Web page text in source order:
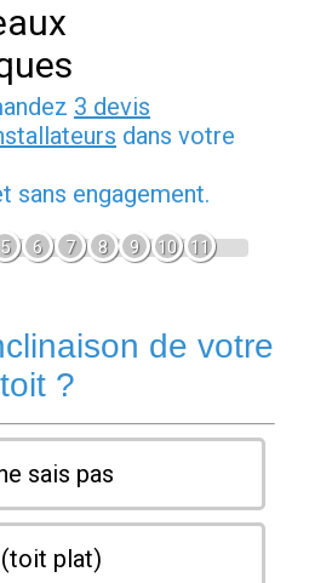
3 devis
dans votre
sans engagement.
5 6 7 8 9 10 11
de votre
toit ?
sais pas
(toit plat)